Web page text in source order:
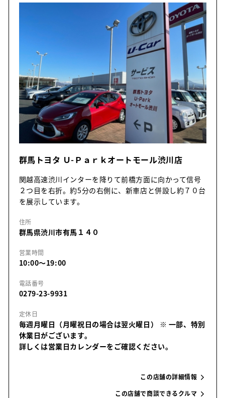
群馬トヨタ Ｕ-Ｐａｒｋオートモール渋川店
関越高速渋川インターを降りて前橋方面に向かって信号
２つ目を右折。約5分の右側に、新車店と併設し約７０台
を展示しています。
住所
群馬県渋川市有馬１４０
営業時間
10:00～19:00
電話番号
0279-23-9931
定休日
毎週月曜日（月曜祝日の場合は翌火曜日）
※ 一部、特別
休業日がございます。
詳しくは営業日カレンダーをご確認ください。
この店舗の詳細情報
この店舗で商談できるクルマ